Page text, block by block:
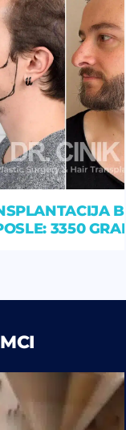
3350